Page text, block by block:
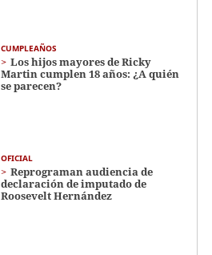
CUMPLEAÑOS
Los hijos mayores de Ricky
Martin cumplen 18 años: ¿A quién
se parecen?
OFICIAL
Reprograman audiencia de
declaración de imputado de
Roosevelt Hernández